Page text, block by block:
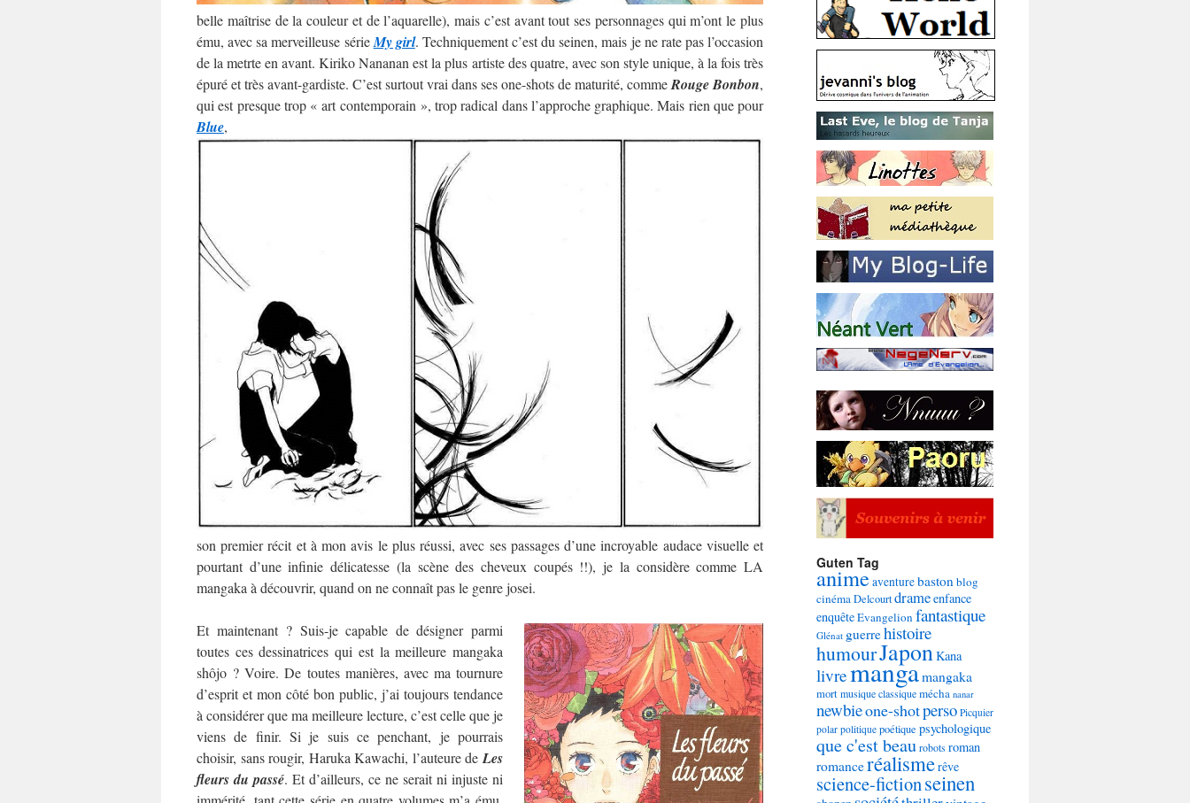
belle maîtrise de la couleur et de l’aquarelle), mais c’est avant tout ses personnages qui m’ont le plus
ému, avec sa merveilleuse sérieMy girl. Techniquement c’est du seinen, mais je ne rate pas l’occasion
de la metrte en avant. Kiriko Nananan est la plus artiste des quatre, avec son style unique, à la fois très
épuré et très avant-gardiste. C’est surtout vrai dans ses one-shots de maturité, commeRouge Bonbon,
qui est presque trop « art contemporain », trop radical dans l’approche graphique. Mais rien que pour
Blue,
son premier récit et à mon avis le plus réussi, avec ses passages d’une incroyable audace visuelle et
pourtant d’une infinie délicatesse (la scène des cheveux coupés !!), je la considère comme LA
mangaka à découvrir, quand on ne connaît pas le genre josei.
Et maintenant ? Suis-je capable de désigner parmi
toutes ces dessinatrices qui est la meilleure mangaka
shôjo ? Voire. De toutes manières, avec ma tournure
d’esprit et mon côté bon public, j’ai toujours tendance
à considérer que ma meilleure lecture, c’est celle que je
viens de finir. Si je suis ce penchant, je pourrais
choisir, sans rougir, Haruka Kawachi, l’auteure deLes
fleurs du passé. Et d’ailleurs, ce ne serait ni injuste ni
Guten Tag
animeaventurebaston blog
cinémaDelcourtdrameenfance
enquêteEvangelion fantastique
Glénat guerrehistoire
humourJapon Kana
livremangamangaka
mortmusique classiquemécha nanar
newbieone-shotperso Picquier
polar politique poétique psychologique
que c'est beaurobotsroman
romanceréalismerêve
science-fictionseinen